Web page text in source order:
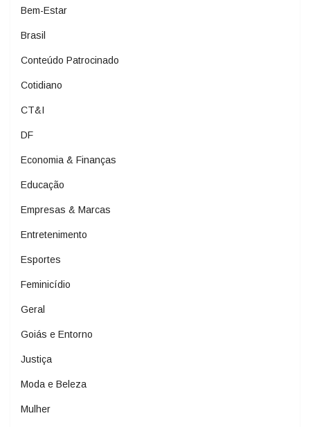
Bem-Estar
Brasil
Conteúdo Patrocinado
Cotidiano
CT&I
DF
Economia & Finanças
Educação
Empresas & Marcas
Entretenimento
Esportes
Feminicídio
Geral
Goiás e Entorno
Justiça
Moda e Beleza
Mulher